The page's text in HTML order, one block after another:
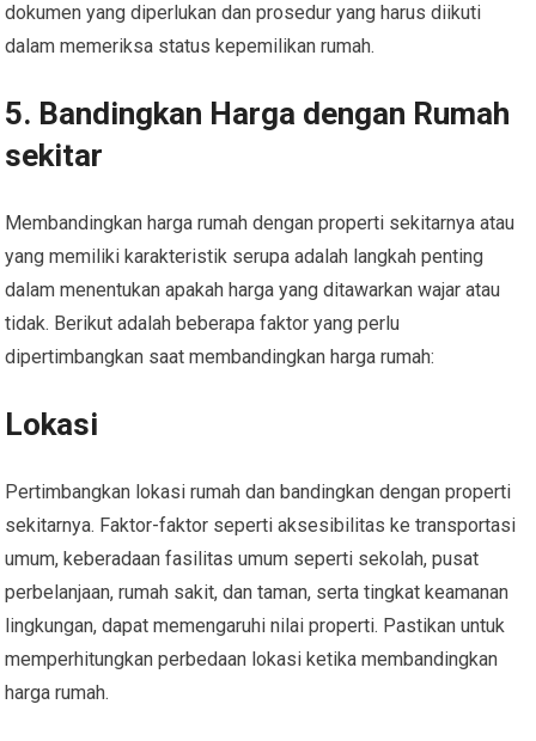
dokumen yang diperlukan dan prosedur yang harus diikuti
dalam memeriksa status kepemilikan rumah.
5. Bandingkan Harga dengan Rumah
sekitar
Membandingkan harga rumah dengan properti sekitarnya atau
yang memiliki karakteristik serupa adalah langkah penting
dalam menentukan apakah harga yang ditawarkan wajar atau
tidak. Berikut adalah beberapa faktor yang perlu
dipertimbangkan saat membandingkan harga rumah:
Lokasi
Pertimbangkan lokasi rumah dan bandingkan dengan properti
sekitarnya. Faktor-faktor seperti aksesibilitas ke transportasi
umum, keberadaan fasilitas umum seperti sekolah, pusat
perbelanjaan, rumah sakit, dan taman, serta tingkat keamanan
lingkungan, dapat memengaruhi nilai properti. Pastikan untuk
memperhitungkan perbedaan lokasi ketika membandingkan
harga rumah.